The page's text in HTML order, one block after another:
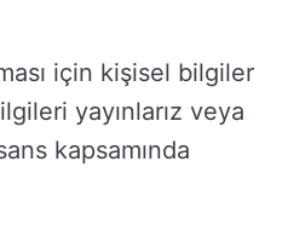
için kişisel bilgiler
yayınlarız veya
kapsamında